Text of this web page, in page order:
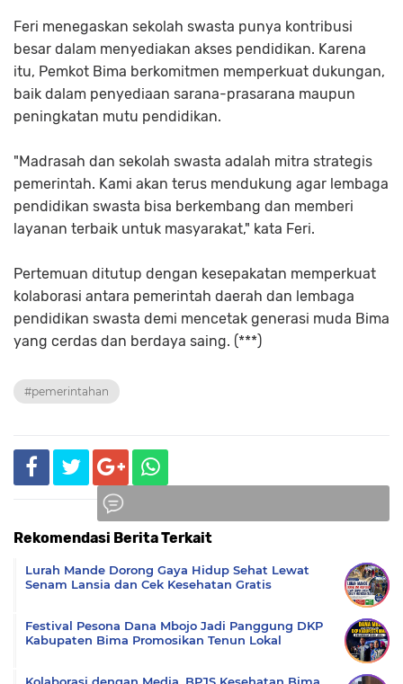
Feri menegaskan sekolah swasta punya kontribusi
besar dalam menyediakan akses pendidikan. Karena
itu, Pemkot Bima berkomitmen memperkuat dukungan,
baik dalam penyediaan sarana-prasarana maupun
peningkatan mutu pendidikan.
"Madrasah dan sekolah swasta adalah mitra strategis
pemerintah. Kami akan terus mendukung agar lembaga
pendidikan swasta bisa berkembang dan memberi
layanan terbaik untuk masyarakat," kata Feri.
Pertemuan ditutup dengan kesepakatan memperkuat
kolaborasi antara pemerintah daerah dan lembaga
pendidikan swasta demi mencetak generasi muda Bima
yang cerdas dan berdaya saing. (***)
#pemerintahan
Rekomendasi Berita Terkait
Lurah Mande Dorong Gaya Hidup Sehat Lewat
Senam Lansia dan Cek Kesehatan Gratis
Festival Pesona Dana Mbojo Jadi Panggung DKP
Kabupaten Bima Promosikan Tenun Lokal
Kolaborasi dengan Media, BPJS Kesehatan Bima